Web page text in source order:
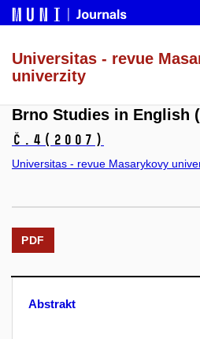
Universitas - revue
univerzity
Brno Studies in English
č.4 (2007)
Universitas - revue Masarykovy
PDF
Abstrakt